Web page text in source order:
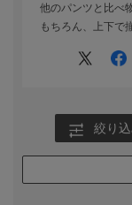
他のパンツと比べ
もちろん、上下で
絞り